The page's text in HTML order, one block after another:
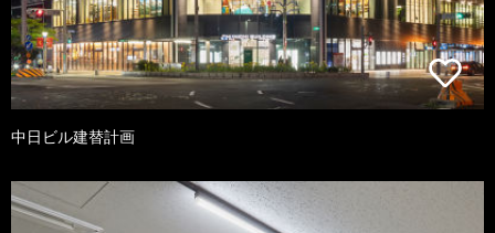
中日ビル建替計画